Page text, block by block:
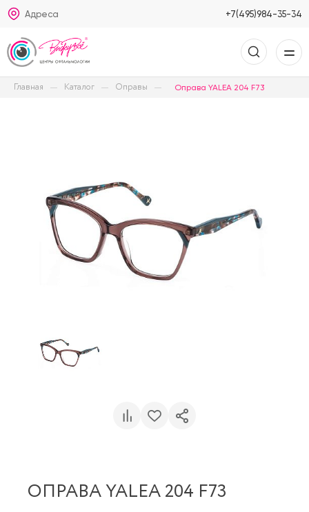
Адреса +7(495)984-35-34
Главная Каталог Оправы Оправа YALEA 204 F73
ОПРАВА YALEA 204 F73